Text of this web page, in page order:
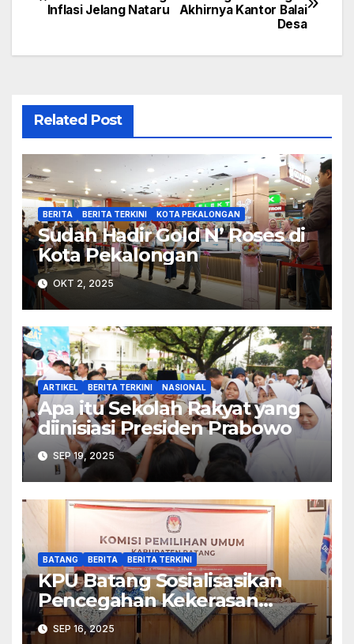
pos
Akhirnya Kantor Balai
Desa
Inflasi Jelang Nataru
Related Post
BERITA BERITA TERKINI KOTA PEKALONGAN
Sudah Hadir Gold N’ Roses di
Kota Pekalongan
OKT 2, 2025
ARTIKEL BERITA TERKINI NASIONAL
Apa itu Sekolah Rakyat yang
diinisiasi Presiden Prabowo
SEP 19, 2025
BATANG BERITA BERITA TERKINI
KPU Batang Sosialisasikan
Pencegahan Kekerasan
Seksual dalam Lingkungan
SEP 16, 2025